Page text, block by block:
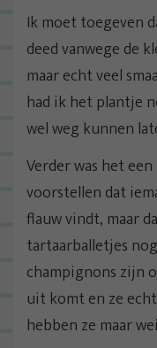
Ik moet toegeven
deed vanwege de
maar echt veel
had ik het plantje
wel weg kunnen
Verder was het
voorstellen dat
flauw vindt, maar
tartaarballetjes
champignons zijn
uit komt en ze
hebben ze maar